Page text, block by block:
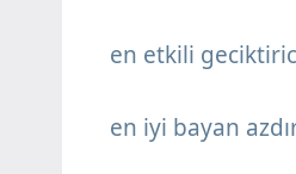
en etkili
en iyi bayan